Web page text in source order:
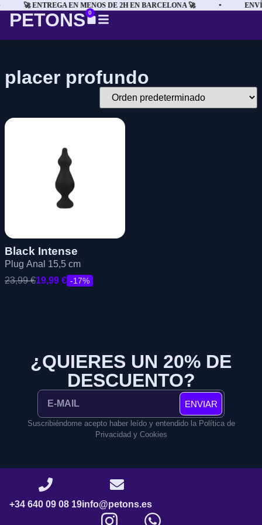
🚀 ENTREGA EN MENOS DE 2H EN BARCELONA 🚀 •
PETONS 0
placer profundo
Black Intense
Plug Anal 15,5 cm
23,99€19,99 € -17%
¿QUIERES UN 20% DE
DESCUENTO?
ENVIAR
Suscribiéndome acepto haber leído y entendido la Política de
Privacidad y Cookies
+34 640 09 08 19info@petons.es